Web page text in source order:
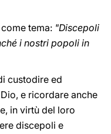
tema: "Discepoli
i nostri popoli in
custodire ed
e ricordare anche
in virtù del loro
discepoli e